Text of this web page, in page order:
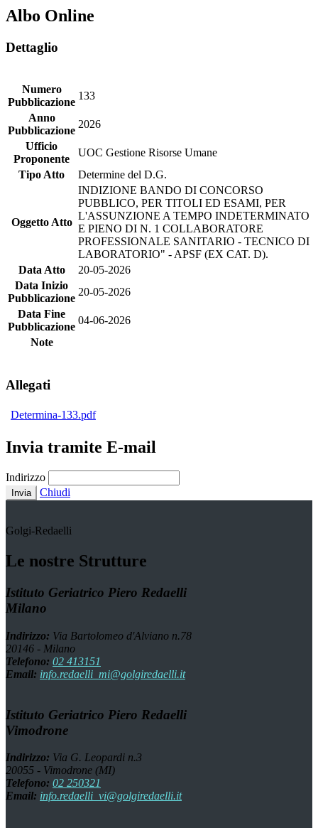
Albo Online
Dettaglio
Numero
Pubblicazione
133
Anno
Pubblicazione
2026
Ufficio
Proponente
UOC Gestione Risorse Umane
Tipo Atto
Determine del D.G.
Oggetto Atto
INDIZIONE BANDO DI CONCORSO
PUBBLICO, PER TITOLI ED ESAMI, PER
L'ASSUNZIONE A TEMPO INDETERMINATO
E PIENO DI N. 1 COLLABORATORE
PROFESSIONALE SANITARIO - TECNICO DI
LABORATORIO" - APSF (EX CAT. D).
Data Atto
20-05-2026
Data Inizio
Pubblicazione
20-05-2026
Data Fine
Pubblicazione
04-06-2026
Note
Allegati
Determina-133.pdf
Invia tramite E-mail
Indirizzo
Invia Chiudi
Golgi-Redaelli
Le nostre Strutture
Istituto Geriatrico Piero Redaelli
Milano
Indirizzo: Via Bartolomeo d'Alviano n.78
20146 - Milano
Telefono: 02 413151
Email: info.redaelli_mi@golgiredaelli.it
Istituto Geriatrico Piero Redaelli
Vimodrone
Indirizzo: Via G. Leopardi n.3
20055 - Vimodrone (MI)
Telefono: 02 250321
Email: info.redaelli_vi@golgiredaelli.it